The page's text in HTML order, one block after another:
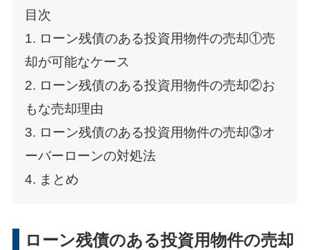
目次
1. ローン残債のある投資用物件の売却①売
却が可能なケース
2. ローン残債のある投資用物件の売却②お
もな売却理由
3. ローン残債のある投資用物件の売却③オ
ーバーローンの対処法
4. まとめ
ローン残債のある投資用物件の売却